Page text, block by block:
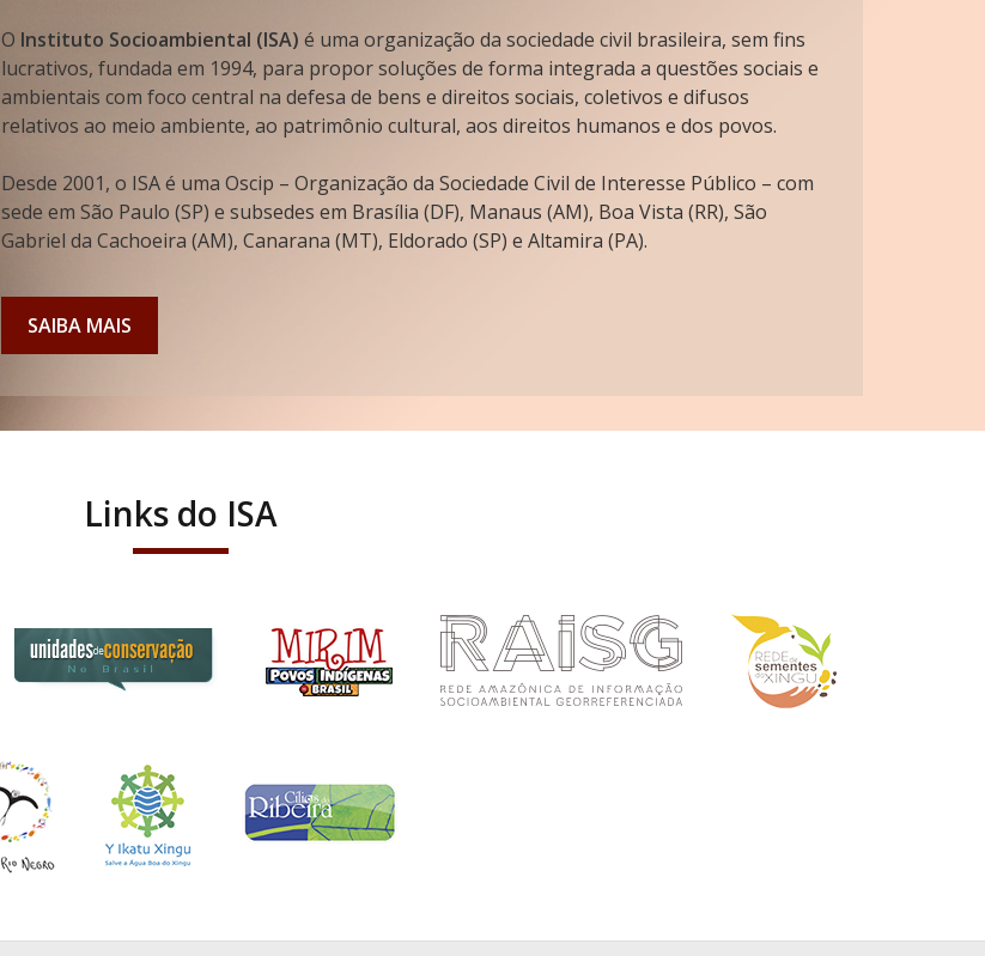
O Instituto Socioambiental (ISA) é uma organização da sociedade civil brasileira, sem fins
lucrativos, fundada em 1994, para propor soluções de forma integrada a questões sociais e
ambientais com foco central na defesa de bens e direitos sociais, coletivos e difusos
relativos ao meio ambiente, ao patrimônio cultural, aos direitos humanos e dos povos.
Desde 2001, o ISA é uma Oscip – Organização da Sociedade Civil de Interesse Público – com
sede em São Paulo (SP) e subsedes em Brasília (DF), Manaus (AM), Boa Vista (RR), São
Gabriel da Cachoeira (AM), Canarana (MT), Eldorado (SP) e Altamira (PA).
SAIBA MAIS
Links do ISA